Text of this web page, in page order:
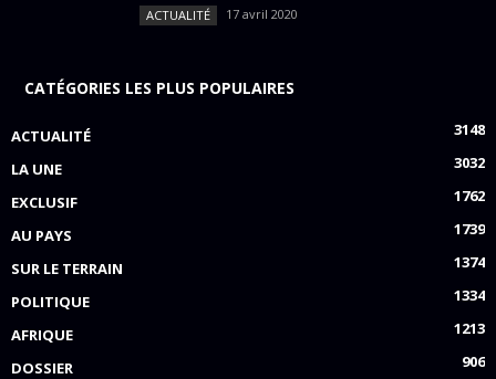
ACTUALITÉ 17 avril 2020
CATÉGORIES LES PLUS POPULAIRES
ACTUALITÉ
3148
LA UNE
3032
EXCLUSIF
1762
AU PAYS
1739
SUR LE TERRAIN
1374
POLITIQUE
1334
AFRIQUE
1213
DOSSIER
906